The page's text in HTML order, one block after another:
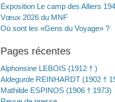
Exposition Le camp des Alliers
Vœux 2026 du MNF
Où sont les «Gens du Voyage» ?
Pages récentes
Alphonsine LEBOIS (1912 † )
Aldegurde REINHARDT (1902 †
Mathilde ESPINOS (1906 † 1973)